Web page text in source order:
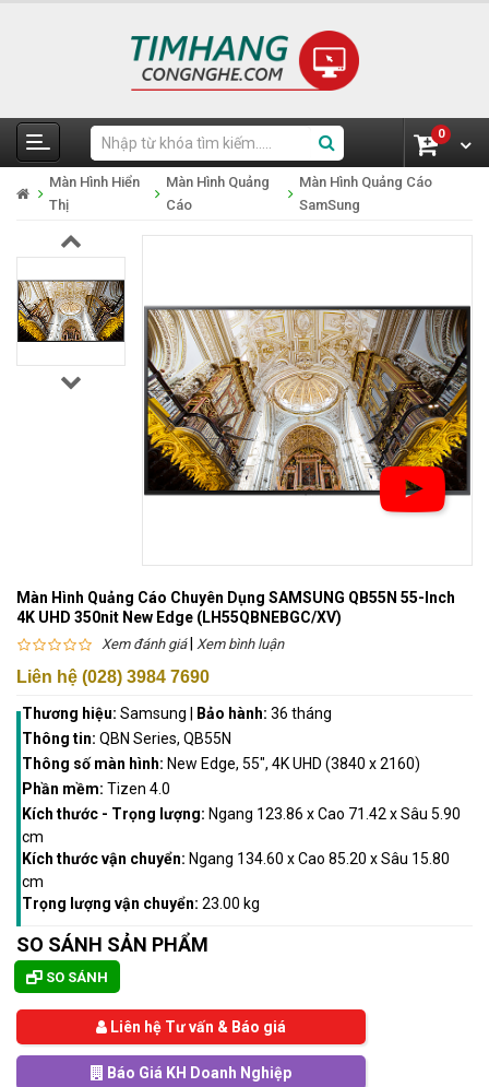
0
Màn Hình Hiển
Thị
Màn Hình Quảng
Cáo
Màn Hình Quảng Cáo
SamSung
Màn Hình Quảng Cáo Chuyên Dụng SAMSUNG QB55N 55-Inch
4K UHD 350nit New Edge (LH55QBNEBGC/XV)
Xem đánh giá| Xem bình luận
Liên hệ (028) 3984 7690
Thương hiệu: Samsung Bảo hành: 36 tháng
Thông tin: QBN Series, QB55N
Thông số màn hình: New Edge, 55", 4K UHD (3840 x 2160)
Phần mềm: Tizen 4.0
Kích thước - Trọng lượng: Ngang 123.86 x Cao 71.42 x Sâu 5.90
cm
Kích thước vận chuyển: Ngang 134.60 x Cao 85.20 x Sâu 15.80
cm
Trọng lượng vận chuyển: 23.00 kg
SO SÁNH SẢN PHẨM
SO SÁNH
Liên hệ Tư vấn & Báo giá
Báo Giá KH Doanh Nghiệp